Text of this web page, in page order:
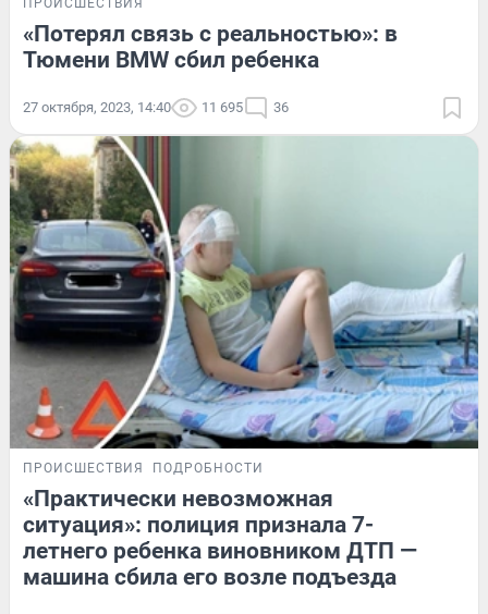
ПРОИСШЕСТВИЯ
«Потерял связь с реальностью»: в
Тюмени BMW сбил ребенка
27 октября, 2023, 14:40 11 695 36
ПРОИСШЕСТВИЯ ПОДРОБНОСТИ
«Практически невозможная
ситуация»: полиция признала 7-
летнего ребенка виновником ДТП —
машина сбила его возле подъезда